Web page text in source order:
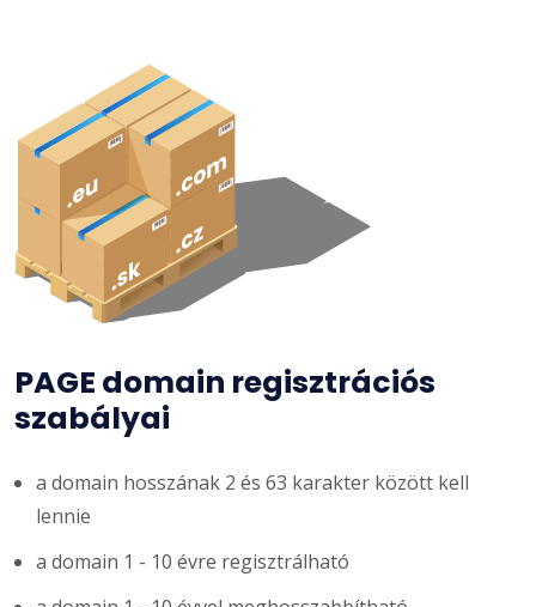
PAGE domain regisztrációs
szabályai
a domain hosszának 2 és 63 karakter között kell
lennie
a domain 1 - 10 évre regisztrálható